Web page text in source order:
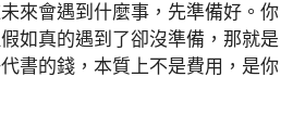
來會遇到什麼事，先準備好。你
如真的遇到了卻沒準備，那就是
書的錢，本質上不是費用，是你